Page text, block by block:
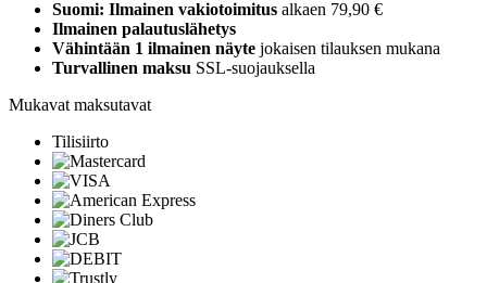
Suomi: Ilmainen vakiotoimitus alkaen 79,90 €
Ilmainen palautuslähetys
Vähintään 1 ilmainen näyte jokaisen tilauksen mukana
Turvallinen maksu SSL-suojauksella
Mukavat maksutavat
Tilisiirto